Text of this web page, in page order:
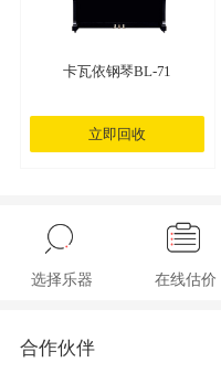
卡瓦依钢琴BL-71
立即回收
选择乐器 在线估价
合作伙伴